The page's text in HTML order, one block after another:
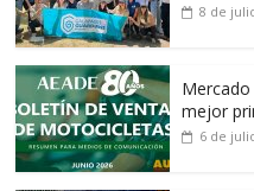
8 de
mejor
6 de